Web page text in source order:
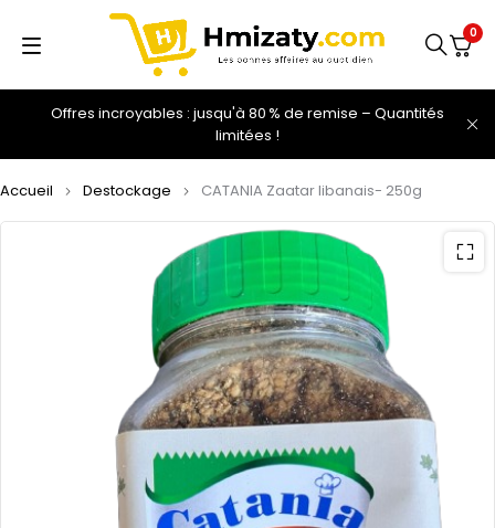
Offres incroyables : jusqu'à 80 % de remise – Quantités
limitées !
0
Accueil Destockage CATANIA Zaatar libanais- 250g